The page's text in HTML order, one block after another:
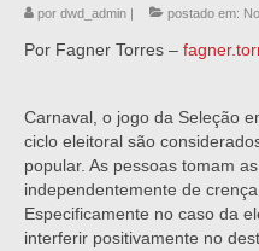
por dwd_admin | postado em:
Por Fagner Torres –
Carnaval, o jogo da Seleção
ciclo eleitoral são
popular. As pessoas tomam
independentemente de
Especificamente no caso da
interferir positivamente no